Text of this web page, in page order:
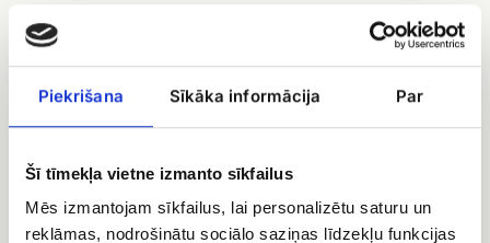
Piekrišana Sīkāka informācija Par
Šī tīmekļa vietne izmanto sīkfailus
Mēs izmantojam sīkfailus, lai personalizētu saturu un
reklāmas, nodrošinātu sociālo saziņas līdzekļu funkcijas
Jums varētu patikt